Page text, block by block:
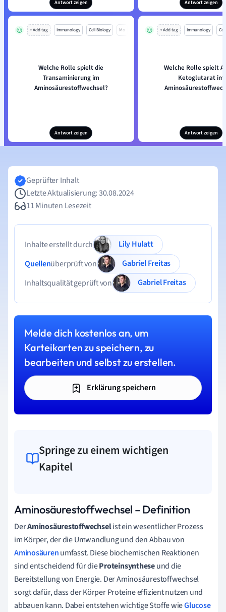
Antwort zeigen Antwort zeigen
+ Add tag Immunology Cell Biology Mo
Welche Rolle spielt die
Transaminierung im
Aminosäurestoffwechsel?
Antwort zeigen
+ Add tag Immunology
Welche Rolle spielt
Ketoglutarat im
Antwort zeigen
Geprüfter Inhalt
Letzte Aktualisierung: 30.08.2024
11 Minuten Lesezeit
Inhalte erstellt durch
Lily Hulatt
Quellenüberprüft von
Gabriel Freitas
Inhaltsqualität geprüft von
Gabriel Freitas
Melde dich kostenlos an, um
Karteikarten zu speichern, zu
bearbeiten und selbst zu erstellen.
Erklärung speichern
Springe zu einem wichtigen
Kapitel
Aminosäurestoffwechsel – Definition
DerAminosäurestoffwechselist ein wesentlicher Prozess
im Körper, der die Umwandlung und den Abbau von
Aminosäurenumfasst. Diese biochemischen Reaktionen
sind entscheidend für dieProteinsyntheseund die
Bereitstellung von Energie. Der Aminosäurestoffwechsel
sorgt dafür, dass der Körper Proteine effizient nutzen und
abbauen kann. Dabei entstehen wichtige Stoffe wieGlucose